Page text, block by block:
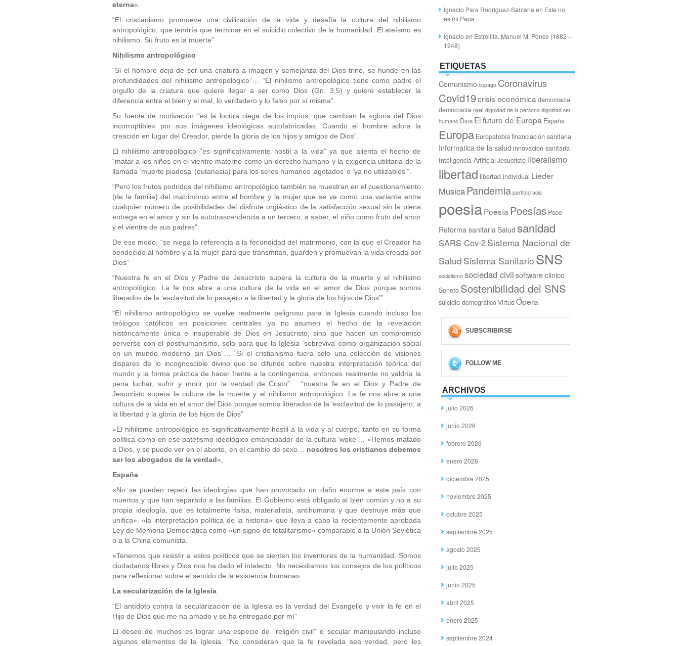
eterna«.
“El cristianismo promueve una civilización de la vida y desafía la cultura del nihilismo
antropológico, que tendría que terminar en el suicidio colectivo de la humanidad. El ateísmo es
nihilismo. Su fruto es la muerte”
Nihilismo antropológico
“Si el hombre deja de ser una criatura a imagen y semejanza del Dios trino, se hunde en las
profundidades del nihilismo antropológico”… “El nihilismo antropológico tiene como padre el
orgullo de la criatura que quiere llegar a ser como Dios (Gn. 3,5) y quiere establecer la
diferencia entre el bien y el mal, lo verdadero y lo falso por sí misma”.
Su fuente de motivación “es la locura ciega de los impíos, que cambian la «gloria del Dios
incorruptible» por sus imágenes ideológicas autofabricadas. Cuando el hombre adora la
creación en lugar del Creador, pierde la gloria de los hijos y amigos de Dios”.
El nihilismo antropológico “es significativamente hostil a la vida” ya que alienta el hecho de
“matar a los niños en el vientre materno como un derecho humano y la exigencia utilitaria de la
llamada ‘muerte piadosa’ (eutanasia) para los seres humanos ‘agotados’ o ‘ya no utilizables’”.
“Pero los frutos podridos del nihilismo antropológico también se muestran en el cuestionamiento
(de la familia) del matrimonio entre el hombre y la mujer que se ve como una variante entre
cualquier número de posibilidades del disfrute orgiástico de la satisfacción sexual sin la plena
entrega en el amor y sin la autotrascendencia a un tercero, a saber, el niño como fruto del amor
y el vientre de sus padres”.
De ese modo, “se niega la referencia a la fecundidad del matrimonio, con la que el Creador ha
bendecido al hombre y a la mujer para que transmitan, guarden y promuevan la vida creada por
Dios”
“Nuestra fe en el Dios y Padre de Jesucristo supera la cultura de la muerte y el nihilismo
antropológico. La fe nos abre a una cultura de la vida en el amor de Dios porque somos
liberados de la ‘esclavitud de lo pasajero a la libertad y la gloria de los hijos de Dios’”.
“El nihilismo antropológico se vuelve realmente peligroso para la Iglesia cuando incluso los
teólogos católicos en posiciones centrales ya no asumen el hecho de la revelación
históricamente única e insuperable de Dios en Jesucristo, sino que hacen un compromiso
perverso con el posthumanismo, solo para que la Iglesia ‘sobreviva’ como organización social
en un mundo moderno sin Dios”… “Si el cristianismo fuera solo una colección de visiones
dispares de lo incognoscible divino que se difunde sobre nuestra interpretación teórica del
mundo y la forma práctica de hacer frente a la contingencia, entonces realmente no valdría la
pena luchar, sufrir y morir por la verdad de Cristo”… “nuestra fe en el Dios y Padre de
Jesucristo supera la cultura de la muerte y el nihilismo antropológico. La fe nos abre a una
cultura de la vida en el amor del Dios porque somos liberados de la ‘esclavitud de lo pasajero, a
la libertad y la gloria de los hijos de Dios”
«El nihilismo antropológico es significativamente hostil a la vida y al cuerpo, tanto en su forma
política como en ese patetismo ideológico emancipador de la cultura ‘woke’… «Hemos matado
a Dios, y se puede ver en el aborto, en el cambio de sexo… nosotros los cristianos debemos
ser los abogados de la verdad«,
España
«No se pueden repetir las ideologías que han provocado un daño enorme a este país con
muertos y que han separado a las familias. El Gobierno está obligado al bien común y no a su
propia ideología, que es totalmente falsa, materialista, antihumana y que destruye más que
unifica». «la interpretación política de la historia» que lleva a cabo la recientemente aprobada
Ley de Memoria Democrática como «un signo de totalitarismo» comparable a la Unión Soviética
o a la China comunista.
«Tenemos que resistir a estos políticos que se sienten los inventores de la humanidad. Somos
ciudadanos libres y Dios nos ha dado el intelecto. No necesitamos los consejos de los políticos
para reflexionar sobre el sentido de la existencia humana»
La secularización de la Iglesia
“El antídoto contra la secularización de la Iglesia es la verdad del Evangelio y vivir la fe en el
Hijo de Dios que me ha amado y se ha entregado por mí”
El deseo de muchos es lograr una especie de “religión civil” o secular manipulando incluso
algunos elementos de la Iglesia. “No consideran que la fe revelada sea verdad, pero les
Ignacio Para Rodríguez-Santana en Este no
es mi Papa
Ignacio en Estrellita. Manuel M. Ponce (1882 –
1948)
ETIQUETAS
Comunismo copago Coronavirus
Covid19crisis económica democracia
democracia real dignidad de la persona dignidad ser
humano Dios El futuro de Europa España
Europa Europafobiafinanciación sanitaria
Informatica de la salud innovacion sanitaria
Inteligencia Artificial Jesucristo liberalismo
libertad libertad individual Lieder
MusicaPandemia partitocracia
poesiaPoesía Poesías Psoe
Reforma sanitariaSalud sanidad
SARS-Cov-2Sistema Nacional de
Salud Sistema Sanitario SNS
socialismo sociedad civil software clinico
Soneto Sostenibilidad del SNS
suicidio demográficoVirtudÓpera
SUBSCRIBIRSE
FOLLOW ME
ARCHIVOS
julio 2026
junio 2026
febrero 2026
enero 2026
diciembre 2025
noviembre 2025
octubre 2025
septiembre 2025
agosto 2025
julio 2025
junio 2025
abril 2025
enero 2025
septiembre 2024